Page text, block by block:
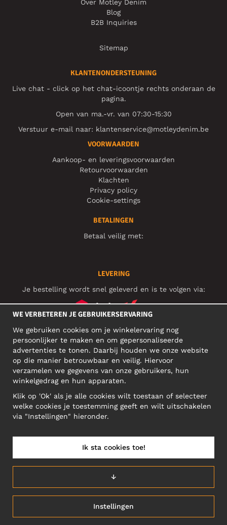
Over Motley Denim
Blog
B2B Inquiries
Sitemap
KLANTENONDERSTEUNING
Live chat - click op het chat-icoontje rechts onderaan de
pagina.
Open van ma.-vr. van 07:30-15:30
Verstuur e-mail naar: klantenservice@motleydenim.be
VOORWAARDEN
Aankoop- en leveringsvoorwaarden
Retourvoorwaarden
Klachten
Privacy policy
Cookie-settings
BETALINGEN
Betaal veilig met:
LEVERING
Je bestelling wordt snel geleverd en is te volgen via:
SOCIAL MEDIA
ZAKELIJK ADRES
Narva mnt 5, EE-10117 Tallinn
Reg: 12356245
BELGIUM/NEDERLANDS (BE)
WE VERBETEREN JE GEBRUIKERSERVARING
We gebruiken cookies om je winkelervaring nog
persoonlijker te maken en om gepersonaliseerde
advertenties te tonen. Daarbij houden we onze website
op die manier betrouwbaar en veilig. Hiervoor
verzamelen we gegevens van onze gebruikers, hun
winkelgedrag en hun apparaten.
Klik op 'Ok' als je alle cookies wilt toestaan of selecteer
welke cookies je toestemming geeft en wilt uitschakelen
via "Instellingen" hieronder.
Instellingen
↓
Ik sta cookies toe!